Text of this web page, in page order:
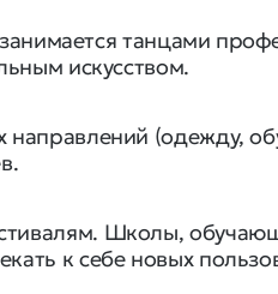
танцами
искусством.
(одежду,
Школы,
к себе новых